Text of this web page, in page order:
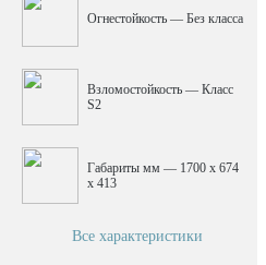
Огнестойкость — Без класса
Взломостойкость — Класс
S2
Габариты мм — 1700 x 674
x 413
Все характеристики